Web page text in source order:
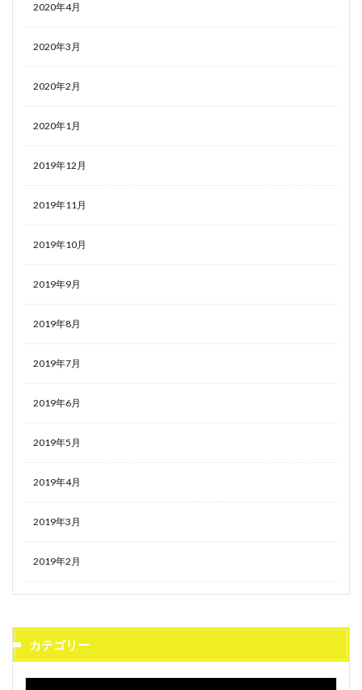
2020年4月
2020年3月
2020年2月
2020年1月
2019年12月
2019年11月
2019年10月
2019年9月
2019年8月
2019年7月
2019年6月
2019年5月
2019年4月
2019年3月
2019年2月
カテゴリー